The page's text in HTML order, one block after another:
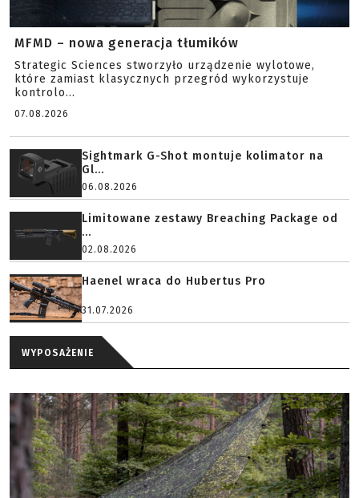
MFMD – nowa generacja tłumików
Strategic Sciences stworzyło urządzenie wylotowe,
które zamiast klasycznych przegród wykorzystuje
kontrolo...
07.08.2026
Sightmark G-Shot montuje kolimator na
Gl...
06.08.2026
Limitowane zestawy Breaching Package od
...
02.08.2026
Haenel wraca do Hubertus Pro
31.07.2026
WYPOSAŻENIE